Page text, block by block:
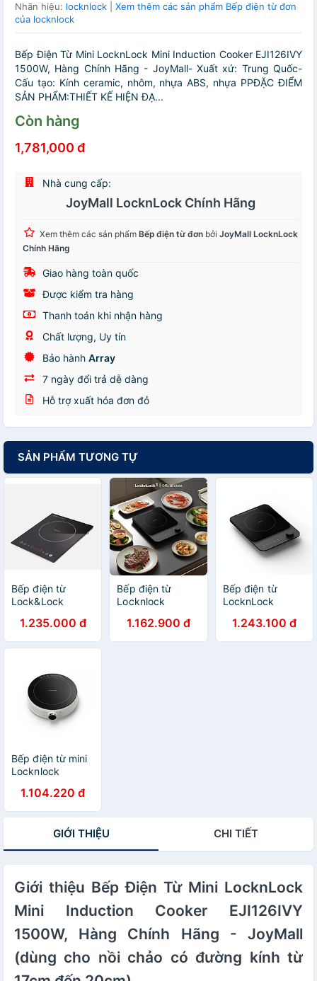
Nhãn hiệu: locknlock
Xem thêm các sản phẩm Bếp điện từ đơn
của locknlock
Bếp Điện Từ Mini LocknLock Mini Induction Cooker EJI126IVY
1500W, Hàng Chính Hãng - JoyMall- Xuất xứ: Trung Quốc-
Cấu tạo: Kính ceramic, nhôm, nhựa ABS, nhựa PPĐẶC ĐIỂM
SẢN PHẨM:THIẾT KẾ HIỆN ĐẠ...
Còn hàng
1,781,000 đ
Nhà cung cấp:
JoyMall LocknLock Chính Hãng
Xem thêm các sản phẩm Bếp điện từ đơn bởi JoyMall LocknLock
Chính Hãng
Giao hàng toàn quốc
Được kiểm tra hàng
Thanh toán khi nhận hàng
Chất lượng, Uy tín
Bảo hành Array
7 ngày đổi trả dễ dàng
Hỗ trợ xuất hóa đơn đỏ
SẢN PHẨM TƯƠNG TỰ
Bếp điện từ
Lock&Lock
240V, 50/60Hz,
2000W –Hàng
Chính Hãng
1.235.000 đ
Bếp điện từ
Locknlock
EJI351BLK công
suất 2000W -
1.162.900 đ
Bếp điện từ
LocknLock
2000W - Màu
đen - EJI351BLK
1.243.100 đ
Bếp điện từ mini
Locknlock
- EJI126IVY -
Hàng chính hãng
1.104.220 đ
GIỚI THIỆU CHI TIẾT
Giới thiệu Bếp Điện Từ Mini LocknLock
Mini Induction Cooker EJI126IVY
1500W, Hàng Chính Hãng - JoyMall
(dùng cho nồi chảo có đường kính từ